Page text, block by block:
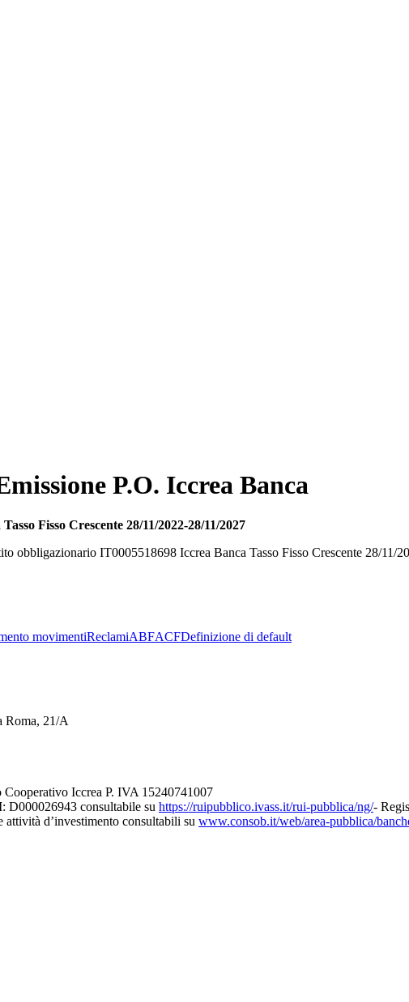
P.O. Iccrea Banca
Fisso Crescente 28/11/2022-28/11/2027
obbligazionario IT0005518698 Iccrea Banca Tasso Fisso Crescente 28/
movimentiReclamiABFACFDefinizione di default
Roma, 21/A
Iccrea P. IVA 15240741007
D000026943 consultabile su https://ruipubblico.ivass.it/rui-pubblica/ng/-
d’investimento consultabili su www.consob.it/web/area-pubblica/